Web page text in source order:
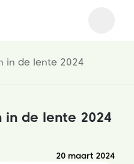
in de lente 2024
in de lente 2024
20 maart 2024